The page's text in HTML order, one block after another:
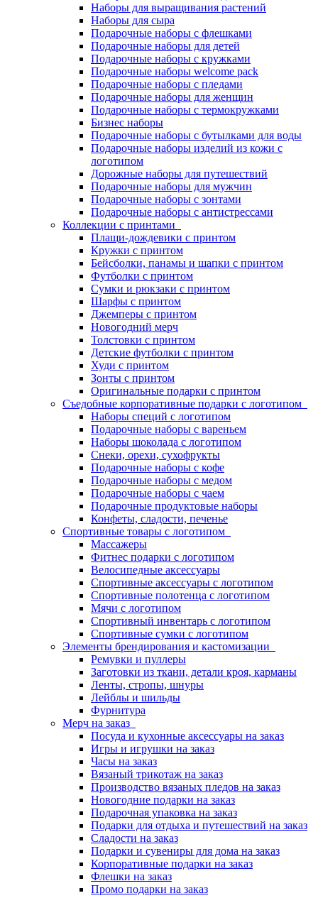
Наборы для выращивания растений
Наборы для сыра
Подарочные наборы с флешками
Подарочные наборы для детей
Подарочные наборы с кружками
Подарочные наборы welcome pack
Подарочные наборы с пледами
Подарочные наборы для женщин
Подарочные наборы с термокружками
Бизнес наборы
Подарочные наборы с бутылками для воды
Подарочные наборы изделий из кожи с
логотипом
Дорожные наборы для путешествий
Подарочные наборы для мужчин
Подарочные наборы с зонтами
Подарочные наборы с антистрессами
Коллекции с принтами
Плащи-дождевики с принтом
Кружки с принтом
Бейсболки, панамы и шапки с принтом
Футболки с принтом
Сумки и рюкзаки с принтом
Шарфы с принтом
Джемперы с принтом
Новогодний мерч
Толстовки с принтом
Детские футболки с принтом
Худи с принтом
Зонты с принтом
Оригинальные подарки с принтом
Съедобные корпоративные подарки с логотипом
Наборы специй с логотипом
Подарочные наборы с вареньем
Наборы шоколада с логотипом
Снеки, орехи, сухофрукты
Подарочные наборы с кофе
Подарочные наборы с медом
Подарочные наборы с чаем
Подарочные продуктовые наборы
Конфеты, сладости, печенье
Спортивные товары с логотипом
Массажеры
Фитнес подарки с логотипом
Велосипедные аксессуары
Спортивные аксессуары с логотипом
Спортивные полотенца с логотипом
Мячи с логотипом
Спортивный инвентарь с логотипом
Спортивные сумки с логотипом
Элементы брендирования и кастомизации
Ремувки и пуллеры
Заготовки из ткани, детали кроя, карманы
Ленты, стропы, шнуры
Лейблы и шильды
Фурнитура
Мерч на заказ
Посуда и кухонные аксессуары на заказ
Игры и игрушки на заказ
Часы на заказ
Вязаный трикотаж на заказ
Производство вязаных пледов на заказ
Новогодние подарки на заказ
Подарочная упаковка на заказ
Подарки для отдыха и путешествий на заказ
Сладости на заказ
Подарки и сувениры для дома на заказ
Корпоративные подарки на заказ
Флешки на заказ
Промо подарки на заказ